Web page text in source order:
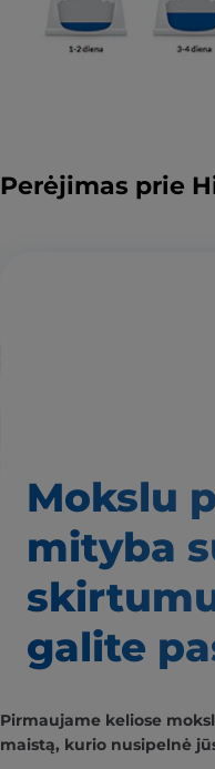
Perėjimas prie
Mokslu
mityba
galite
Pirmaujame keliose
maistą, kurio nusipelnė